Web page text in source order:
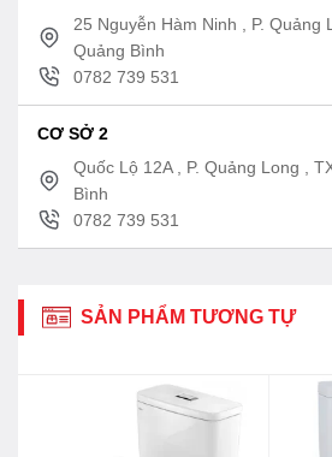
25 Nguyễn Hàm Ninh , P. Quảng
Quảng Bình
0782 739 531
CƠ SỞ 2
Quốc Lộ 12A , P. Quảng Long ,
Bình
0782 739 531
SẢN PHẨM TƯƠNG TỰ